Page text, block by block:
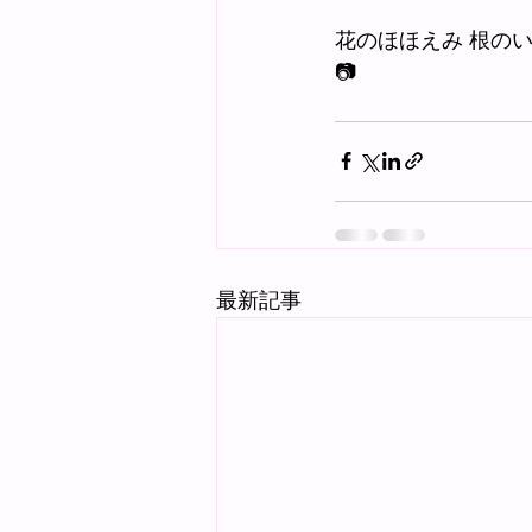
花のほほえみ 根の
📷
最新記事